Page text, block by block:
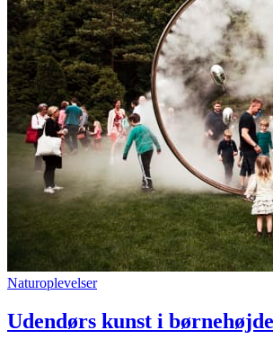
Naturoplevelser
Udendørs kunst i børnehøjde